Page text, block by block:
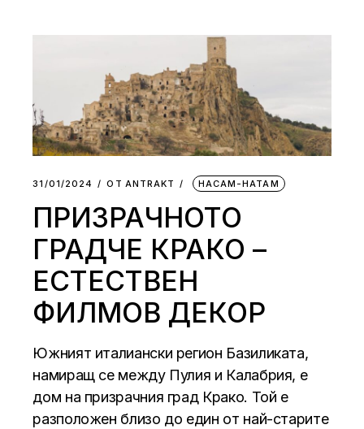
31/01/2024 ОТ АNTRAKT НАСАМ-НАТАМ
ПРИЗРАЧНОТО
ГРАДЧЕ КРАКО –
ЕСТЕСТВЕН
ФИЛМОВ ДЕКОР
Южният италиански регион Базиликата,
намиращ се между Пулия и Калабрия, е
дом на призрачния град Крако. Той е
разположен близо до един от най-старите